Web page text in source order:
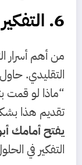
6. التفكير خارج المألوف
من أهم أسرار
التقليدي.
“ماذا لو قمت
تقديم هذا
يفتح أمامك
التفكير في